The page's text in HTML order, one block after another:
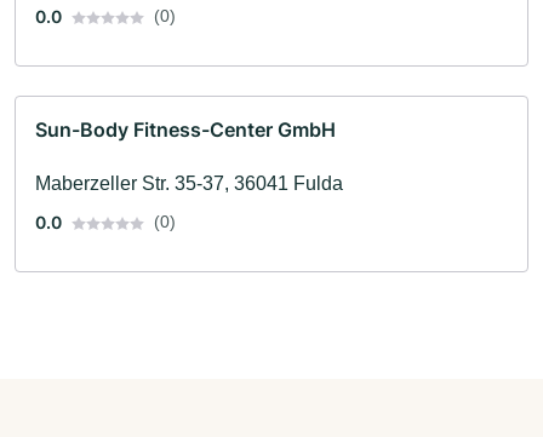
0.0
(0)
Sun-Body Fitness-Center GmbH
Maberzeller Str. 35-37, 36041 Fulda
0.0
(0)